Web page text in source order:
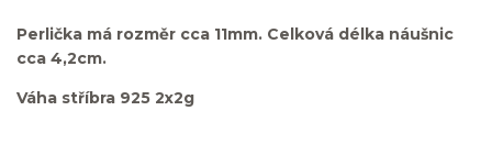
Perlička má rozměr cca 11mm. Celková délka náušnic
cca 4,2cm.
Váha stříbra 925 2x2g